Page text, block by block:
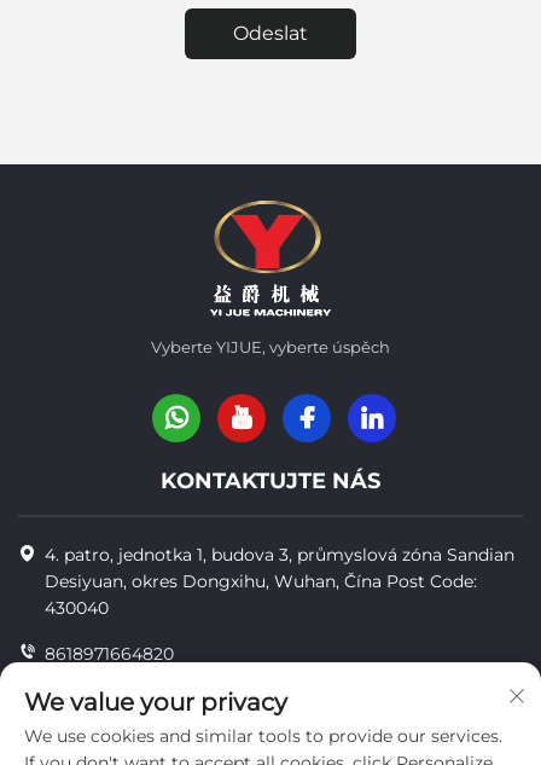
Odeslat
Vyberte YIJUE, vyberte úspěch
KONTAKTUJTE NÁS
4. patro, jednotka 1, budova 3, průmyslová zóna Sandian
Desiyuan, okres Dongxihu, Wuhan, Čína Post Code:
430040
8618971664820
8618971664820
[email protected]
We value your privacy
We use cookies and similar tools to provide our services.